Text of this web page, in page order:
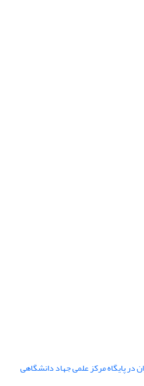
در پایگاه مرکز علمی جهاد دانشگاهی